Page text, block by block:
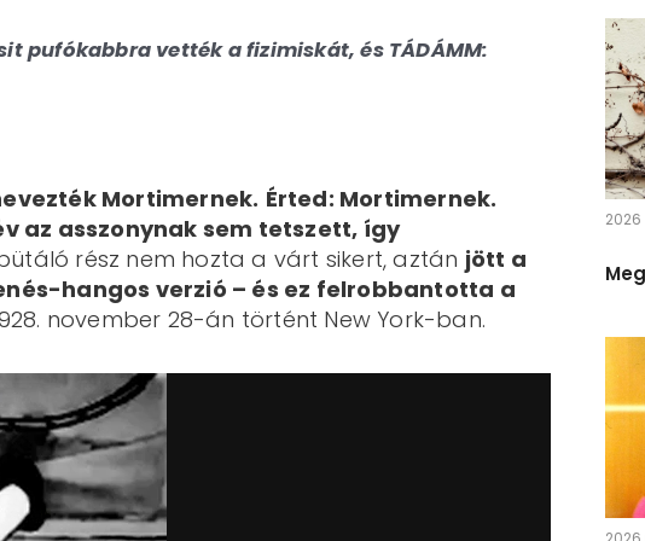
pufókabbra vették a fizimiskát, és TÁDÁMM:
Mortimernek. Érted: Mortimernek.
az asszonynak sem tetszett, így
rész nem hozta a várt sikert, aztán jött a
hangos verzió – és ez felrobbantotta a
november 28-án történt New York-ban.
AZ
én
-